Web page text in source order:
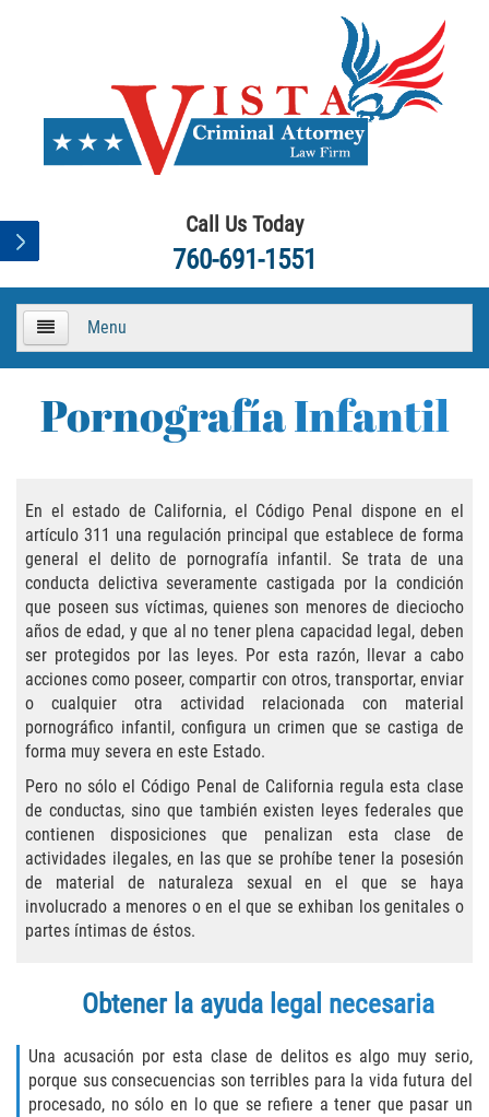
Call Us Today
760-691-1551
Menu
Áreas De Práctica
Asalto y Agresión
Agresión Agravada
Asalto con Arma Mortal
Asalto Con Químicos Cáusticos
Asalto Contra Un Funcionario Público
Asalto Simple
Agresión Contra un Agente del Orden
Público
Certificado de Rehabilitación
Pornografía Infantil
En el estado de California, el Código Penal dispone en el
artículo 311 una regulación principal que establece de forma
general el delito de pornografía infantil. Se trata de una
conducta delictiva severamente castigada por la condición
que poseen sus víctimas, quienes son menores de dieciocho
años de edad, y que al no tener plena capacidad legal, deben
ser protegidos por las leyes. Por esta razón, llevar a cabo
acciones como poseer, compartir con otros, transportar, enviar
o cualquier otra actividad relacionada con material
pornográfico infantil, configura un crimen que se castiga de
forma muy severa en este Estado.
Pero no sólo el Código Penal de California regula esta clase
de conductas, sino que también existen leyes federales que
contienen disposiciones que penalizan esta clase de
actividades ilegales, en las que se prohíbe tener la posesión
de material de naturaleza sexual en el que se haya
involucrado a menores o en el que se exhiban los genitales o
partes íntimas de éstos.
Obtener la ayuda legal necesaria
Una acusación por esta clase de delitos es algo muy serio,
porque sus consecuencias son terribles para la vida futura del
procesado, no sólo en lo que se refiere a tener que pasar un